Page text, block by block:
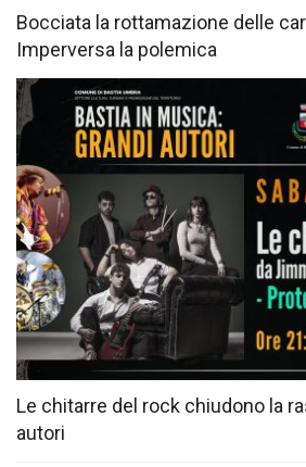
Bocciata la rottamazione delle
Imperversa la polemica
Le chitarre del rock chiudono la
autori